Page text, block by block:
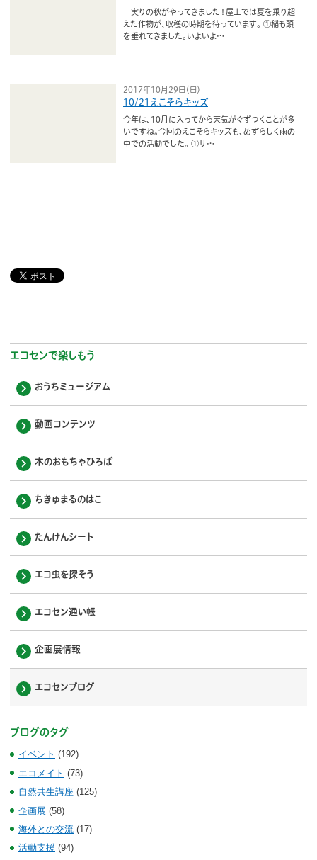
実りの秋がやってきました！屋上では夏を乗り超
えた作物が、収穫の時期を待っています。 ①稲も頭
を垂れてきました。いよいよ…
2017年10月29日（日）
10/21えこそらキッズ
今年は、10月に入ってから天気がぐずつくことが多
いですね。今回のえこそらキッズも、めずらしく雨の
中での活動でした。 ①サ…
エコセンで楽しもう
おうちミュージアム
動画コンテンツ
木のおもちゃひろば
ちきゅまるのはこ
たんけんシート
エコ虫を探そう
エコセン通い帳
企画展情報
エコセンブログ
ブログのタグ
イベント (192)
エコメイト (73)
自然共生講座 (125)
企画展 (58)
海外との交流 (17)
活動支援 (94)